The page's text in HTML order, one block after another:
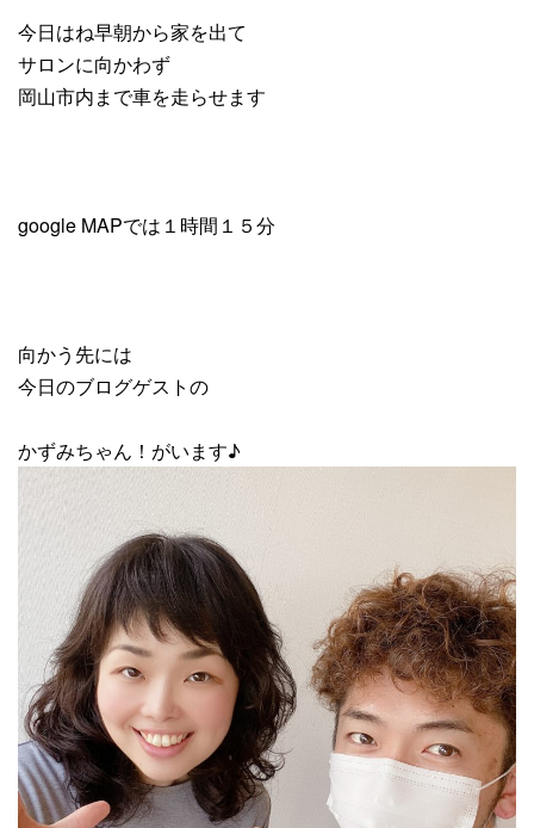
今日はね早朝から家を出て
サロンに向かわず
岡山市内まで車を走らせます
google MAPでは１時間１５分
向かう先には
今日のブログゲストの
かずみちゃん！がいます♪